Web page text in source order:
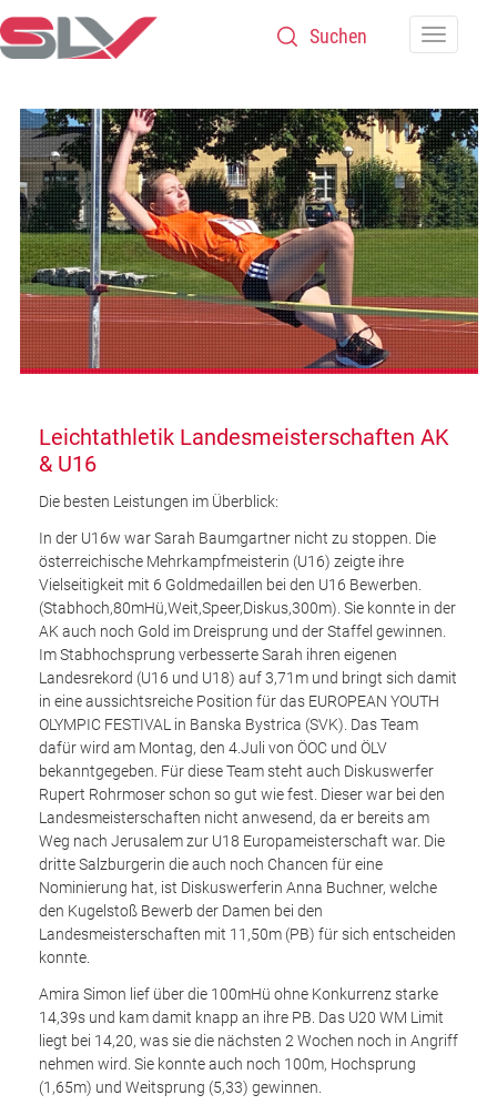
Zum Inhalt
Leichtathletik Landesmeisterschaften AK
& U16
Die besten Leistungen im Überblick:
In der U16w war Sarah Baumgartner nicht zu stoppen. Die
österreichische Mehrkampfmeisterin (U16) zeigte ihre
Vielseitigkeit mit 6 Goldmedaillen bei den U16 Bewerben.
(Stabhoch,80mHü,Weit,Speer,Diskus,300m). Sie konnte in der
AK auch noch Gold im Dreisprung und der Staffel gewinnen.
Im Stabhochsprung verbesserte Sarah ihren eigenen
Landesrekord (U16 und U18) auf 3,71m und bringt sich damit
in eine aussichtsreiche Position für das EUROPEAN YOUTH
OLYMPIC FESTIVAL in Banska Bystrica (SVK). Das Team
dafür wird am Montag, den 4.Juli von ÖOC und ÖLV
bekanntgegeben. Für diese Team steht auch Diskuswerfer
Rupert Rohrmoser schon so gut wie fest. Dieser war bei den
Landesmeisterschaften nicht anwesend, da er bereits am
Weg nach Jerusalem zur U18 Europameisterschaft war. Die
dritte Salzburgerin die auch noch Chancen für eine
Nominierung hat, ist Diskuswerferin Anna Buchner, welche
den Kugelstoß Bewerb der Damen bei den
Landesmeisterschaften mit 11,50m (PB) für sich entscheiden
konnte.
Amira Simon lief über die 100mHü ohne Konkurrenz starke
14,39s und kam damit knapp an ihre PB. Das U20 WM Limit
liegt bei 14,20, was sie die nächsten 2 Wochen noch in Angriff
nehmen wird. Sie konnte auch noch 100m, Hochsprung
(1,65m) und Weitsprung (5,33) gewinnen.